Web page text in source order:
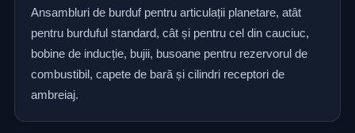
Ansambluri de burduf pentru articulații planetare, atât
pentru burduful standard, cât și pentru cel din cauciuc,
bobine de inducție, bujii, busoane pentru rezervorul de
combustibil, capete de bară și cilindri receptori de
ambreiaj.